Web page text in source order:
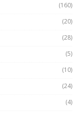
(160)
(20)
(28)
(5)
(10)
(24)
(4)